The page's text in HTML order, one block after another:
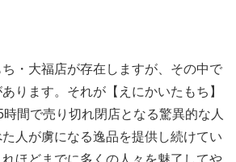
・大福店が存在しますが、その中で
ります。それが【えにかいたもち】
間で売り切れ閉店となる驚異的な人
人が虜になる逸品を提供し続けてい